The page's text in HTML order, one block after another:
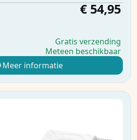
€ 54,95
Gratis verzending
Meteen beschikbaar
Meer informatie